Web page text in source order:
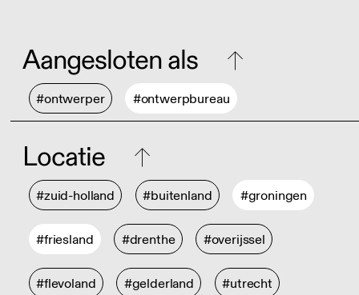
Aangesloten als
#ontwerper #ontwerpbureau
Locatie
#zuid-holland #buitenland #groningen
#friesland #drenthe #overijssel
#flevoland #gelderland #utrecht